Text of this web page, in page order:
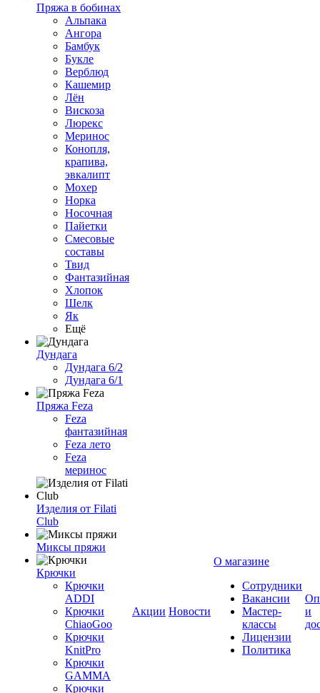
Пряжа в бобинах
Альпака
Ангора
Бамбук
Букле
Верблюд
Кашемир
Лён
Вискоза
Люрекс
Меринос
Конопля,
крапива,
эвкалипт
Мохер
Норка
Носочная
Пайетки
Смесовые
составы
Твид
Фантазийная
Хлопок
Шелк
Як
Ещё
Дундага
Дундага 6/2
Дундага 6/1
Пряжа Feza
Feza
фантазийная
Feza лето
Feza
меринос
Изделия от Filati
Club
Миксы пряжи
Крючки
Крючки
ADDI
Крючки
ChiaoGoo
Крючки
KnitPro
Крючки
GAMMA
Крючки
Акции Новости
О магазине
Сотрудники
Вакансии
Мастер-
классы
Лицензии
Политика
и